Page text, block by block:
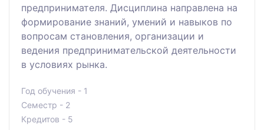
предпринимателя. Дисциплина направлена на
формирование знаний, умений и навыков по
вопросам становления, организации и
ведения предпринимательской деятельности
в условиях рынка.
Год обучения - 1
Семестр - 2
Кредитов - 5